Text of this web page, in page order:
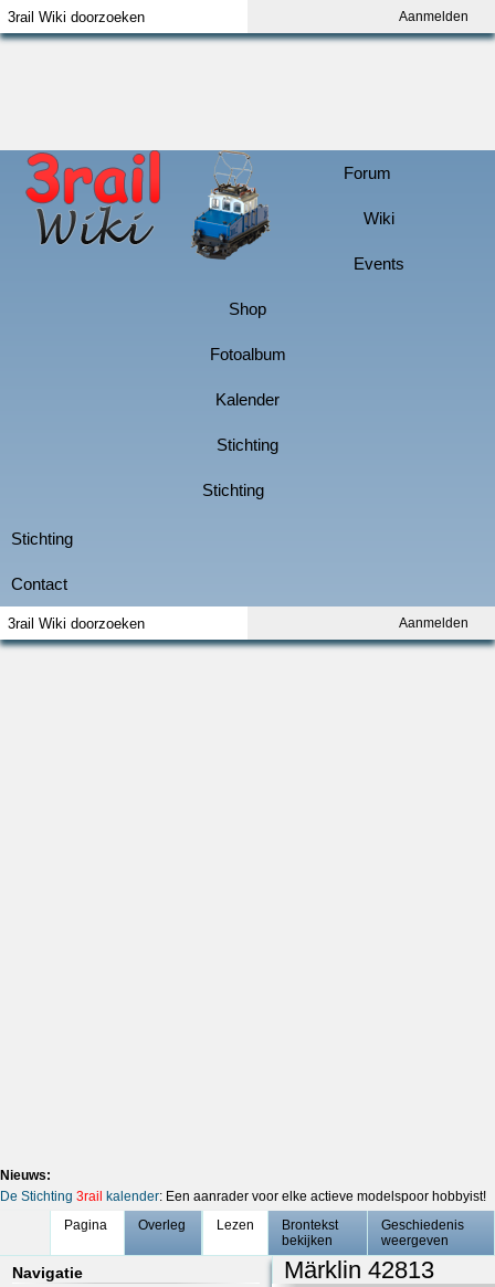
Aanmelden
Aanmelden
Nieuws:
De Stichting 3rail kalender: Een aanrader voor elke actieve modelspoor hobbyist!
Pagina
Overleg Lezen
Brontekst
bekijken
Geschiedenis
weergeven
Navigatie Märklin 42813